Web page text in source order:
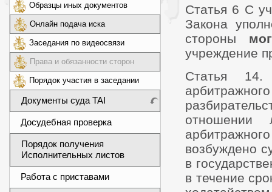
Образцы иных документов
Онлайн подача иска
Заседания по видеосвязи
Права и обязанности сторон
Порядок участия в заседании
Документы суда TAI
Досудебная проверка
Порядок получения
Исполнительных листов
Работа с приставами
Статья 6 С
Закона
стороны
учреждение
Статья
отношении
возбуждено
в
в течение